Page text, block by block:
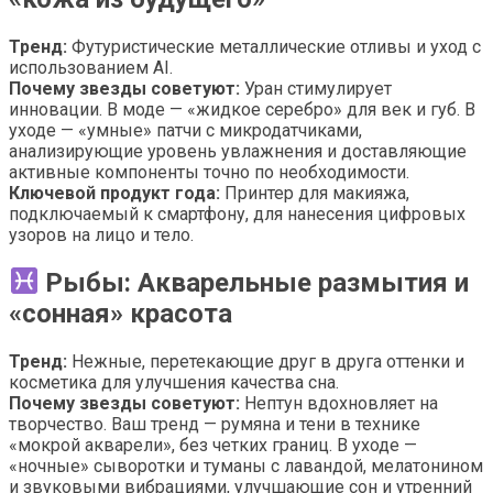
Тренд: Футуристические металлические отливы и уход с
использованием AI.
Почему звезды советуют: Уран стимулирует
инновации. В моде — «жидкое серебро» для век и губ. В
уходе — «умные» патчи с микродатчиками,
анализирующие уровень увлажнения и доставляющие
активные компоненты точно по необходимости.
Ключевой продукт года: Принтер для макияжа,
подключаемый к смартфону, для нанесения цифровых
узоров на лицо и тело.
Рыбы: Акварельные размытия и
«сонная» красота
Тренд: Нежные, перетекающие друг в друга оттенки и
косметика для улучшения качества сна.
Почему звезды советуют: Нептун вдохновляет на
творчество. Ваш тренд — румяна и тени в технике
«мокрой акварели», без четких границ. В уходе —
«ночные» сыворотки и туманы с лавандой, мелатонином
и звуковыми вибрациями, улучшающие сон и утренний